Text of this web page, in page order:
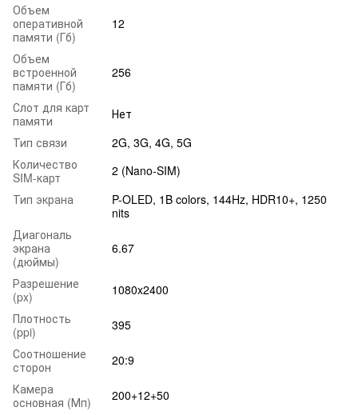
Объем
оперативной
памяти (Гб)
12
Объем
встроенной
памяти (Гб)
256
Слот для карт
памяти
Нет
Тип связи
2G, 3G, 4G, 5G
Количество
SIM-карт
2 (Nano-SIM)
Тип экрана
P-OLED, 1B colors, 144Hz, HDR10+, 1250
nits
Диагональ
экрана
(дюймы)
6.67
Разрешение
(px)
1080x2400
Плотность
(ppi)
395
Соотношение
сторон
20:9
Камера
основная (Мп)
200+12+50